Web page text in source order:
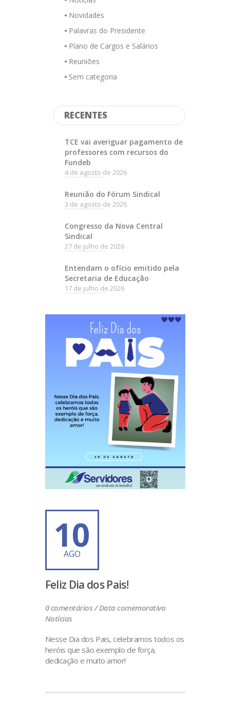
Novidades
Palavras do Presidente
Plano de Cargos e Salários
Reuniões
Sem categoria
RECENTES
TCE vai averiguar pagamento de
professores com recursos do
Fundeb
4 de agosto de 2026
Reunião do Fórum Sindical
3 de agosto de 2026
Congresso da Nova Central
Sindical
27 de julho de 2026
Entendam o ofício emitido pela
Secretaria de Educação
17 de julho de 2026
10
AGO
Feliz Dia dos Pais!
0 comentários /Data comemorativa
Notícias
Nesse Dia dos Pais, celebramos todos os
heróis que são exemplo de força,
dedicação e muito amor!